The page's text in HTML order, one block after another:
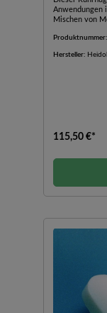
Anwendungen
Mischen von
bildet
Produktnummer:
Hersteller:
115,50 €*